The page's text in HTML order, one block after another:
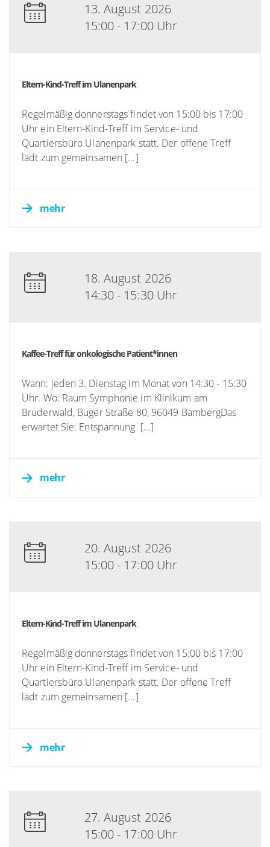
13. August 2026
15:00 - 17:00 Uhr
Eltern-Kind-Treff im Ulanenpark
Regelmäßig donnerstags findet von 15:00 bis 17:00
Uhr ein Eltern-Kind-Treff im Service- und
Quartiersbüro Ulanenpark statt. Der offene Treff
lädt zum gemeinsamen [...]
mehr
18. August 2026
14:30 - 15:30 Uhr
Kaffee-Treff für onkologische Patient*innen
Wann: jeden 3. Dienstag im Monat von 14:30 - 15:30
Uhr. Wo: Raum Symphonie im Klinikum am
Bruderwald, Buger Straße 80, 96049 BambergDas
erwartet Sie: Entspannung [...]
mehr
20. August 2026
15:00 - 17:00 Uhr
Eltern-Kind-Treff im Ulanenpark
Regelmäßig donnerstags findet von 15:00 bis 17:00
Uhr ein Eltern-Kind-Treff im Service- und
Quartiersbüro Ulanenpark statt. Der offene Treff
lädt zum gemeinsamen [...]
mehr
27. August 2026
15:00 - 17:00 Uhr